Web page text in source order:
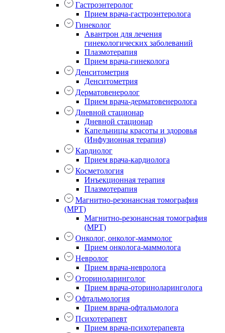
Гастроэнтеролог
Прием врача-гастроэнтеролога
Гинеколог
Авантрон для лечения
гинекологических заболеваний
Плазмотерапия
Прием врача-гинеколога
Денситометрия
Денситометрия
Дерматовенеролог
Прием врача-дерматовенеролога
Дневной стационар
Дневной стационар
Капельницы красоты и здоровья
(Инфузионная терапия)
Кардиолог
Прием врача-кардиолога
Косметология
Инъекционная терапия
Плазмотерапия
Магнитно-резонансная томография
(МРТ)
Магнитно-резонансная томография
(МРТ)
Онколог, онколог-маммолог
Прием онколога-маммолога
Невролог
Прием врача-невролога
Оториноларинголог
Прием врача-оториноларинголога
Офтальмология
Прием врача-офтальмолога
Психотерапевт
Прием врача-психотерапевта